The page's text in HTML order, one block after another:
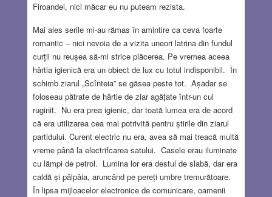
Firoandei, nici măcar eu nu puteam rezista.
Mai ales serile mi-au rămas în amintire ca ceva foarte
romantic – nici nevoia de a vizita uneori latrina din fundul
curții nu reușea să-mi strice plăcerea. Pe vremea aceea
hârtia igienică era un obiect de lux cu totul indisponibil. În
schimb ziarul „Scînteia” se găsea peste tot. Așadar se
foloseau pătrate de hârtie de ziar agățate într-un cui
ruginit. Nu era prea igienic, dar toată lumea era de acord
că era utilizarea cea mai potrivită pentru știrile din ziarul
partidului. Curent electric nu era, avea să mai treacă multă
vreme până la electrifcarea satului. Casele erau iluminate
cu lămpi de petrol. Lumina lor era destul de slabă, dar era
caldă și pâlpâia, aruncând pe pereți umbre tremurătoare.
În lipsa mijloacelor electronice de comunicare, oamenii